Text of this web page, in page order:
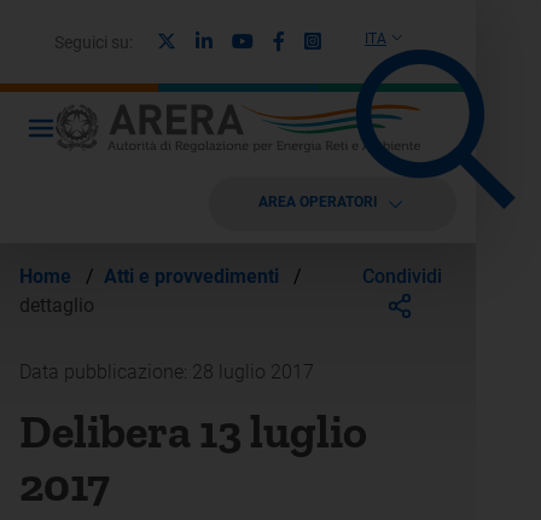
ITA
Seguici su: LinkedinYoutubeFacebook
Instagram
AREA OPERATORI
Home / Atti e provvedimenti
/
dettaglio
Condividi
Data pubblicazione: 28 luglio 2017
Delibera 13 luglio
2017